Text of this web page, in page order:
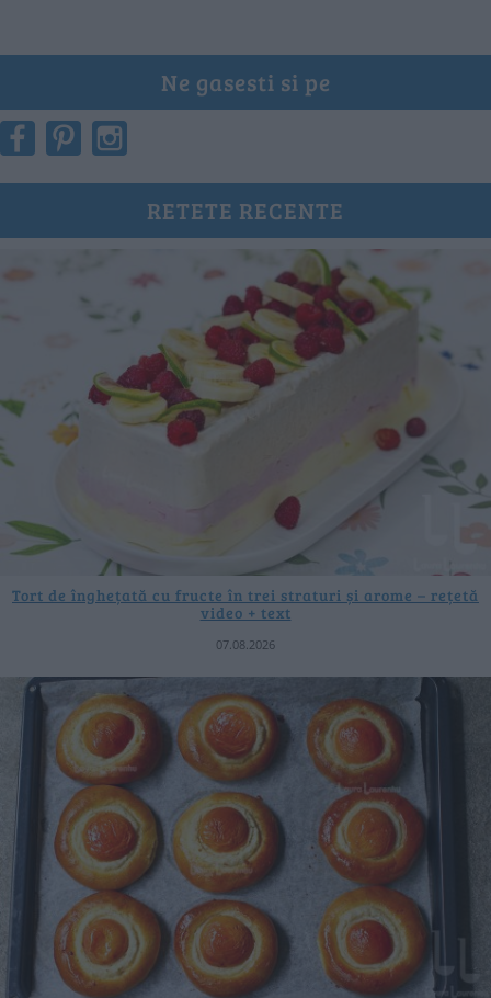
Ne gasesti si pe
RETETE RECENTE
Tort de înghețată cu fructe în trei straturi și arome – rețetă
video + text
07.08.2026